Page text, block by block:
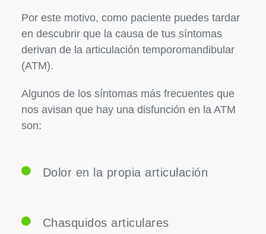
Por este motivo, como paciente puedes tardar
en descubrir que la causa de tus síntomas
derivan de la articulación temporomandibular
(ATM).
Algunos de los síntomas más frecuentes que
nos avisan que hay una disfunción en la ATM
son:
Dolor en la propia articulación
Chasquidos articulares